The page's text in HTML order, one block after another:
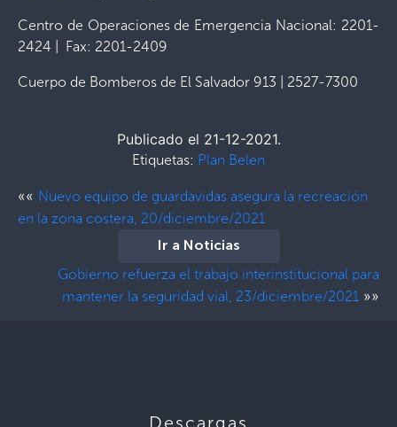
Centro de Operaciones de Emergencia Nacional: 2201-
2424 | Fax: 2201-2409
Cuerpo de Bomberos de El Salvador 913 | 2527-7300
Publicado el 21-12-2021.
Etiquetas: Plan Belen
«« Nuevo equipo de guardavidas asegura la recreación
en la zona costera, 20/diciembre/2021
Ir a Noticias
Gobierno refuerza el trabajo interinstitucional para
mantener la seguridad vial, 23/diciembre/2021 »»